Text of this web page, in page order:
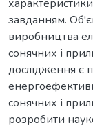
завданням.
виробництва
сонячних і
дослідження є
сонячних і
розробити